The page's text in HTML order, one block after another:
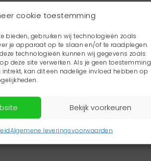
cookie toestemming
bieden, gebruiken wij technologieën zoals
je apparaat op te slaan en/of te raadplegen.
technologieën kunnen wij gegevens zoals
deze site verwerken. Als je geen toestemming
kan dit een nadelige invloed hebben op
Bekijk voorkeuren
Algemene leveringsvoorwaarden